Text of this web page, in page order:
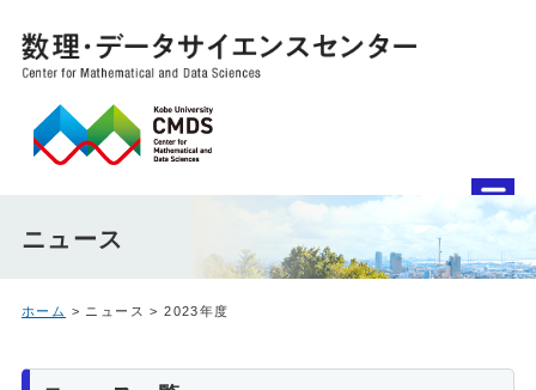
ニュース
ホーム > ニュース > 2023年度